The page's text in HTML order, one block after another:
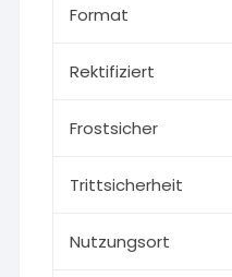
Format
Rektifiziert
Frostsicher
Trittsicherheit
Nutzungsort